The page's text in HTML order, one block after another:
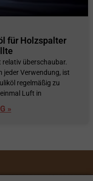
für Holzspalter
relativ überschaubar.
jeder Verwendung, ist
regelmäßig zu
Luft in
»